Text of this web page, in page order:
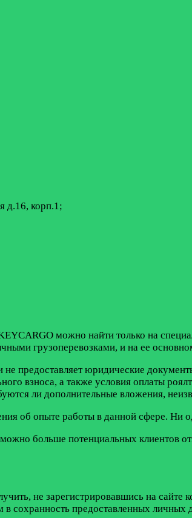
д.16, корп.1;
можно найти только на
грузоперевозками, и на ее
предоставляет юридические
взноса, а также условия оплаты
ли дополнительные вложения,
об опыте работы в данной сфере. Ни
больше потенциальных клиентов
не зарегистрировавшись на сайте
сохранность предоставленных личных